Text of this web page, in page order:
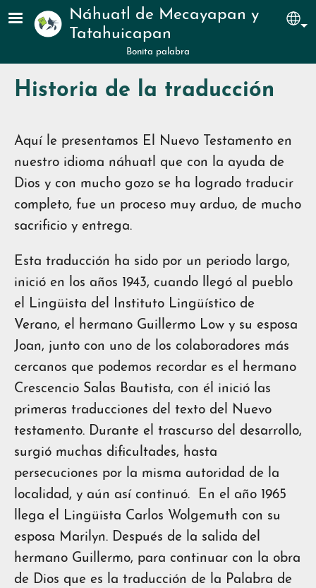
Pasar al contenido principal
Náhuatl de Mecayapan y
Tatahuicapan
Bonita palabra
Historia de la traducción
Aquí le presentamos El Nuevo Testamento en
nuestro idioma náhuatl que con la ayuda de
Dios y con mucho gozo se ha logrado traducir
completo, fue un proceso muy arduo, de mucho
sacrificio y entrega.
Esta traducción ha sido por un periodo largo,
inició en los años 1943, cuando llegó al pueblo
el Lingüista del Instituto Lingüístico de
Verano, el hermano Guillermo Low y su esposa
Joan, junto con uno de los colaboradores más
cercanos que podemos recordar es el hermano
Crescencio Salas Bautista, con él inició las
primeras traducciones del texto del Nuevo
testamento. Durante el trascurso del desarrollo,
surgió muchas dificultades, hasta
persecuciones por la misma autoridad de la
localidad, y aún así continuó. En el año 1965
llega el Lingüista Carlos Wolgemuth con su
esposa Marilyn. Después de la salida del
hermano Guillermo, para continuar con la obra
de Dios que es la traducción de la Palabra de